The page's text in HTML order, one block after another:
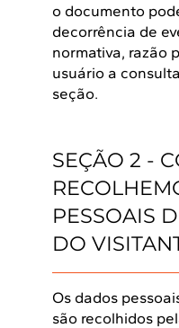
o documento
decorrência de
normativa, razão
usuário a
seção.
SEÇÃO 2 -
PESSOAIS
DO
Os dados
são recolhidos